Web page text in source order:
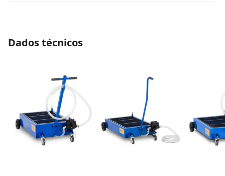
Dados técnicos